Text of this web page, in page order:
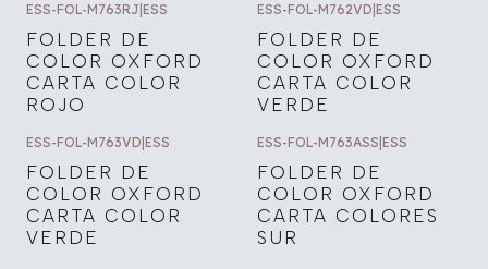
ESS-FOL-M763RJ ESS
FOLDER DE
COLOR OXFORD
CARTA COLOR
ROJO
ESS-FOL-M762VD ESS
FOLDER DE
COLOR OXFORD
CARTA COLOR
VERDE
ESS-FOL-M763VD ESS
FOLDER DE
COLOR OXFORD
CARTA COLOR
VERDE
ESS-FOL-M763ASS ESS
FOLDER DE
COLOR OXFORD
CARTA COLORES
SUR